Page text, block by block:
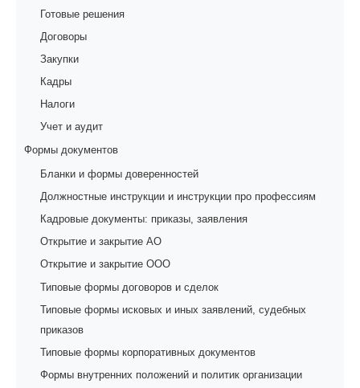
Готовые решения
Договоры
Закупки
Кадры
Налоги
Учет и аудит
Формы документов
Бланки и формы доверенностей
Должностные инструкции и инструкции про профессиям
Кадровые документы: приказы, заявления
Открытие и закрытие АО
Открытие и закрытие ООО
Типовые формы договоров и сделок
Типовые формы исковых и иных заявлений, судебных
приказов
Типовые формы корпоративных документов
Формы внутренних положений и политик организации